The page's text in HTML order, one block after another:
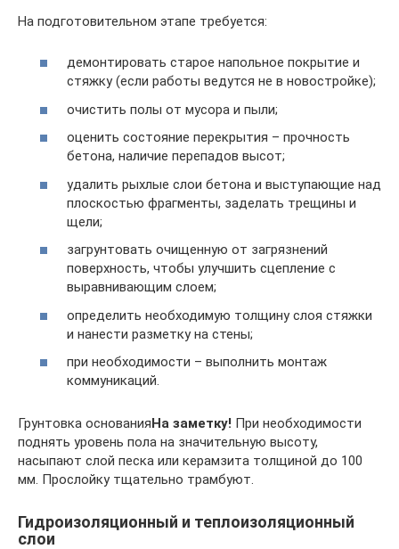
На подготовительном этапе требуется:
демонтировать старое напольное покрытие и
стяжку (если работы ведутся не в новостройке);
очистить полы от мусора и пыли;
оценить состояние перекрытия – прочность
бетона, наличие перепадов высот;
удалить рыхлые слои бетона и выступающие над
плоскостью фрагменты, заделать трещины и
щели;
загрунтовать очищенную от загрязнений
поверхность, чтобы улучшить сцепление с
выравнивающим слоем;
определить необходимую толщину слоя стяжки
и нанести разметку на стены;
при необходимости – выполнить монтаж
коммуникаций.
Грунтовка основанияНа заметку! При необходимости
поднять уровень пола на значительную высоту,
насыпают слой песка или керамзита толщиной до 100
мм. Прослойку тщательно трамбуют.
Гидроизоляционный и теплоизоляционный
слои